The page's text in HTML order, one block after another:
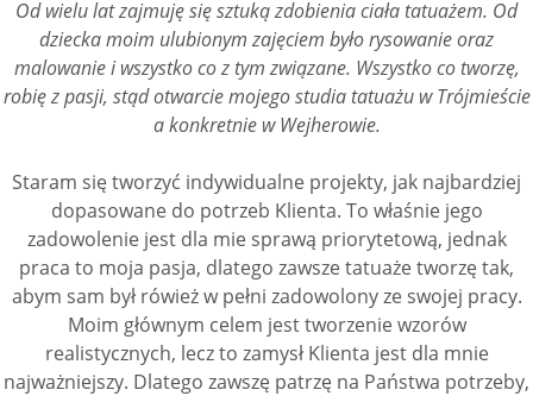
Od wielu lat zajmuję się sztuką zdobienia ciała tatuażem. Od
dziecka moim ulubionym zajęciem było rysowanie oraz
malowanie i wszystko co z tym związane. Wszystko co tworzę,
robię z pasji, stąd otwarcie mojego studia tatuażu w Trójmieście
a konkretnie w Wejherowie.
Staram się tworzyć indywidualne projekty, jak najbardziej
dopasowane do potrzeb Klienta. To właśnie jego
zadowolenie jest dla mie sprawą priorytetową, jednak
praca to moja pasja, dlatego zawsze tatuaże tworzę tak,
abym sam był rówież w pełni zadowolony ze swojej pracy.
Moim głównym celem jest tworzenie wzorów
realistycznych, lecz to zamysł Klienta jest dla mnie
najważniejszy. Dlatego zawszę patrzę na Państwa potrzeby,